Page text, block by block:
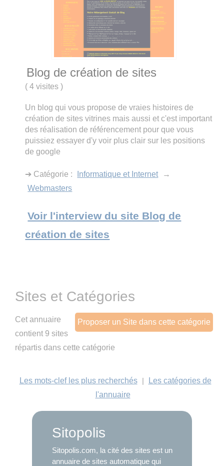
Blog de création de sites
( 4 visites)
Un blog qui vous propose de vraies histoires de
création de sites vitrines mais aussi et c'est important
des réalisation de référencement pour que vous
puissiez essayer d'y voir plus clair sur les positions
de google
➔ Catégorie : Informatique et Internet
→
Webmasters
Voir l'interview du site Blog de
création de sites
Sites et Catégories
Proposer un Site dans cette catégorie
Cet annuaire
contient 9 sites
répartis dans cette catégorie
Les mots-clef les plus recherchés |
Les catégories de
l'annuaire
Sitopolis
Sitopolis.com, la cité des sites est un
annuaire de sites automatique qui